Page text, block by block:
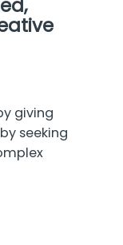
giving
seeking